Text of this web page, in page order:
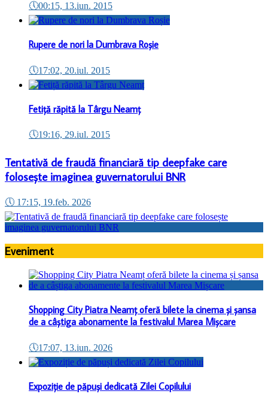
🕔00:15, 13.iun. 2015
Rupere de nori la Dumbrava Roșie
🕔17:02, 20.iul. 2015
Fetiță răpită la Târgu Neamț
🕔19:16, 29.iul. 2015
Tentativă de fraudă financiară tip deepfake care
folosește imaginea guvernatorului BNR
🕔 17:15, 19.feb. 2026
Eveniment
Shopping City Piatra Neamț oferă bilete la cinema și șansa
de a câștiga abonamente la festivalul Marea Mișcare
🕔17:07, 13.iun. 2026
Expoziție de păpuși dedicată Zilei Copilului